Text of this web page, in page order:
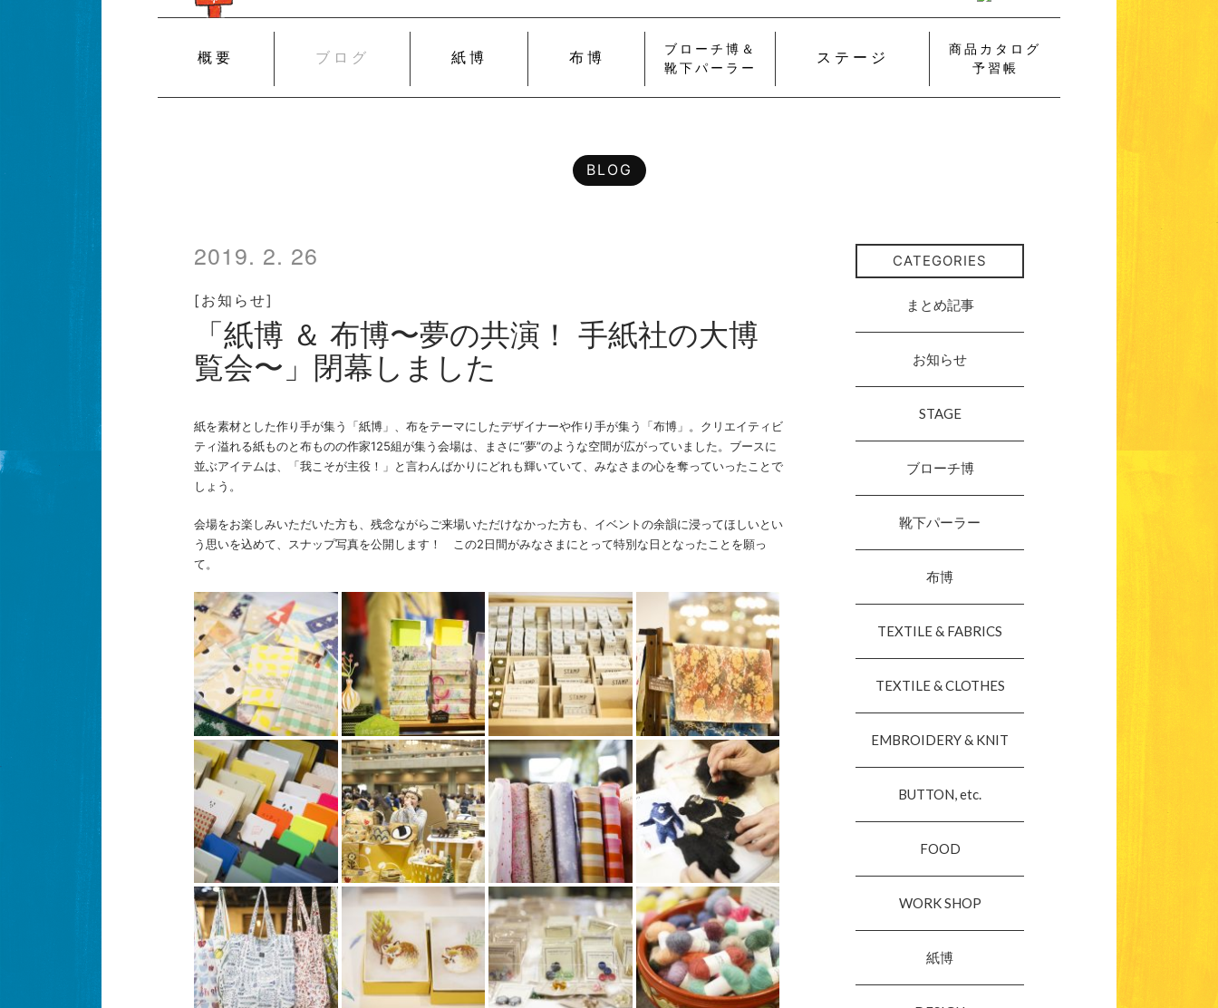
概要 ブログ 紙博 布博
ブローチ博＆
靴下パーラー
ステージ
商品カタログ
予習帳
BLOG
2019. 2. 26
[お知らせ]
「紙博 ＆ 布博〜夢の共演！ 手紙社の大博
覧会〜」閉幕しました
紙を素材とした作り手が集う「紙博」、布をテーマにしたデザイナーや作り手が集う「布博」。クリエイティビ
ティ溢れる紙ものと布ものの作家125組が集う会場は、まさに“夢”のような空間が広がっていました。ブースに
並ぶアイテムは、「我こそが主役！」と言わんばかりにどれも輝いていて、みなさまの心を奪っていったことで
しょう。
会場をお楽しみいただいた方も、残念ながらご来場いただけなかった方も、イベントの余韻に浸ってほしいとい
う思いを込めて、スナップ写真を公開します！ この2日間がみなさまにとって特別な日となったことを願っ
て。
CATEGORIES
まとめ記事
お知らせ
STAGE
ブローチ博
靴下パーラー
布博
TEXTILE & FABRICS
TEXTILE & CLOTHES
EMBROIDERY & KNIT
BUTTON, etc.
FOOD
WORK SHOP
紙博